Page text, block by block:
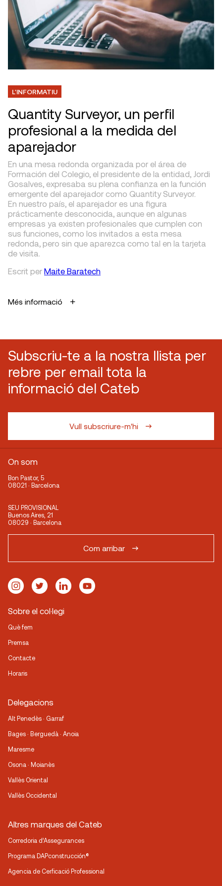
L'INFORMATIU
Quantity Surveyor, un perfil
profesional a la medida del
aparejador
En una mesa redonda organizada por el área de
Formación del Colegio, el presidente de la entidad, Jordi
Gosalves, expresaba su plena confianza en la función
emergente del aparejador como Quantity Surveyor.
En nuestro país, el aparejador es una figura
prácticamente desconocida, aunque en algunas
empresas ya existen profesionales que cumplen con
sus funciones, como los invitados a esta mesa
redonda, pero sin que aparezca como tal en la tarjeta
de visita.
Escrit per Maite Baratech
Més informació
Subscriu-te a la nostra llista per
rebre per email tota la
informació del Cateb
Vull subscriure-m'hi
On som
Bon Pastor, 5
08021 · Barcelona
SEU PROVISIONAL
Buenos Aires, 21
08029 · Barcelona
Com arribar
Sobre el col·legi
Què fem
Premsa
Contacte
Horaris
Delegacions
Alt Penedès · Garraf
Bages · Berguedà · Anoia
Maresme
Osona · Moianès
Vallès Oriental
Vallès Occidental
Altres marques del Cateb
Corredoria d’Assegurances
Programa DAPconstrucción®
Agencia de Cerficació Professional